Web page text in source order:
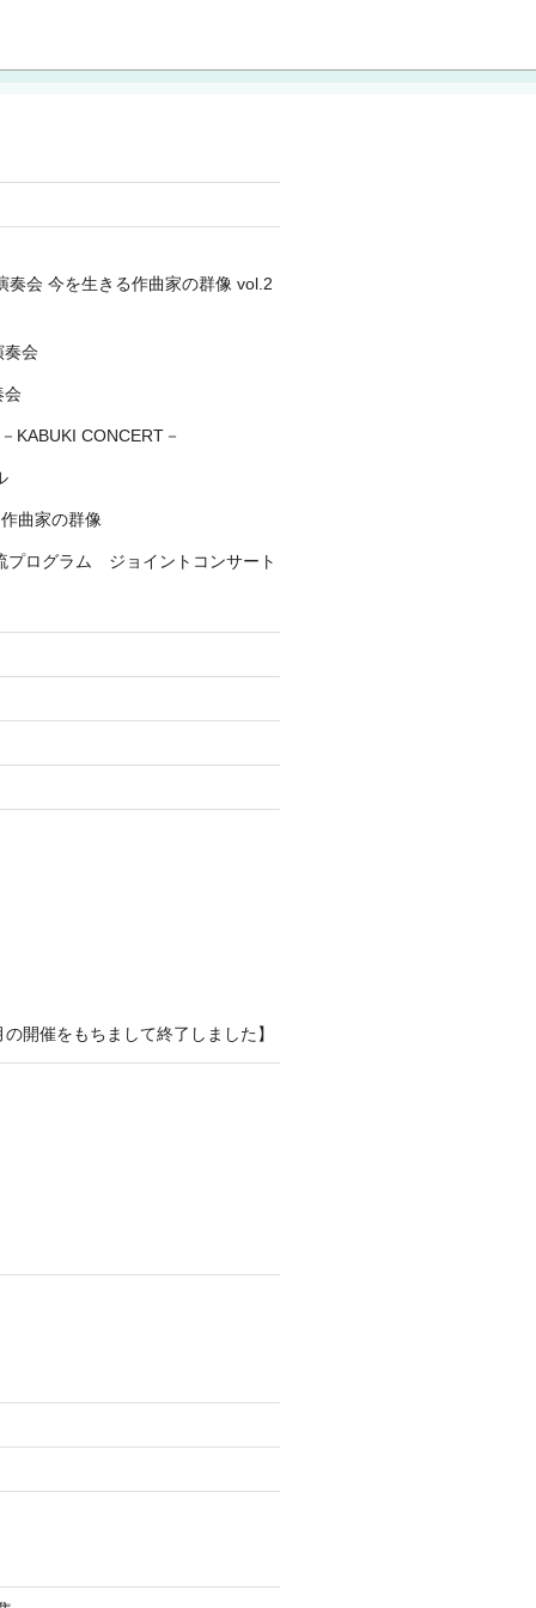
会 今を生きる作曲家の群像 vol.2
奏会
会
KABUKI CONCERT－
曲家の群像
プログラム ジョイントコンサート
開催をもちまして終了しました】